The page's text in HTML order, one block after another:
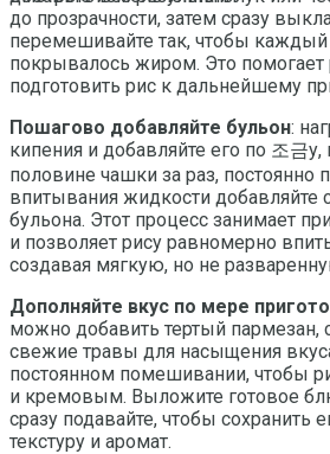
до прозрачности, затем сразу
перемешивайте так, чтобы
покрывалось жиром. Это помогает
подготовить рис к дальнейшему
Пошагово добавляйте бульон:
кипения и добавляйте его по 조금
половине чашки за раз, постоянно
впитывания жидкости
бульона. Этот процесс занимает
и позволяет рису равномерно
создавая мягкую, но не
Дополняйте вкус по мере
можно добавить тертый пармезан,
свежие травы для насыщения
постоянном помешивании, чтобы
и кремовым. Выложите готовое
сразу подавайте, чтобы сохранить
текстуру и аромат.